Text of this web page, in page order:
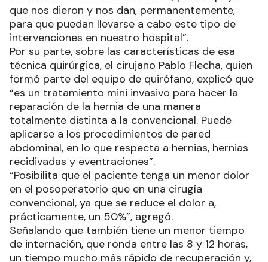
que nos dieron y nos dan, permanentemente,
para que puedan llevarse a cabo este tipo de
intervenciones en nuestro hospital”.
Por su parte, sobre las características de esa
técnica quirúrgica, el cirujano Pablo Flecha, quien
formó parte del equipo de quirófano, explicó que
“es un tratamiento mini invasivo para hacer la
reparación de la hernia de una manera
totalmente distinta a la convencional. Puede
aplicarse a los procedimientos de pared
abdominal, en lo que respecta a hernias, hernias
recidivadas y eventraciones”.
“Posibilita que el paciente tenga un menor dolor
en el posoperatorio que en una cirugía
convencional, ya que se reduce el dolor a,
prácticamente, un 50%”, agregó.
Señalando que también tiene un menor tiempo
de internación, que ronda entre las 8 y 12 horas,
un tiempo mucho más rápido de recuperación y,